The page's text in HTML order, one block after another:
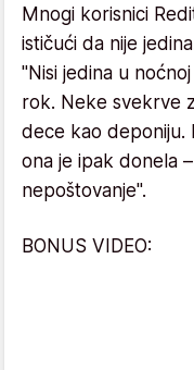
Mnogi korisnici
ističući da nije
"Nisi jedina u
rok. Neke svekrve
dece kao deponiju.
ona je ipak donela
nepoštovanje".
BONUS VIDEO: